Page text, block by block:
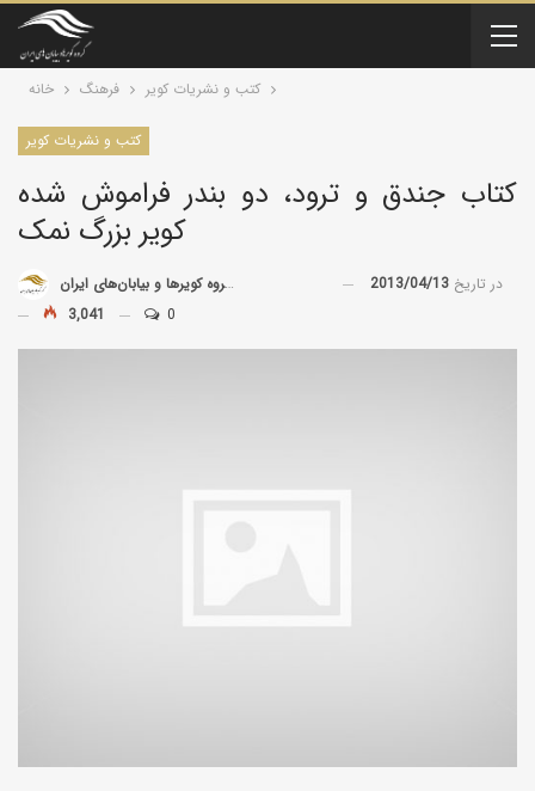
خانه فرهنگ کتب و نشریات کویر
کتب و نشریات کویر
کتاب جندق و ترود، دو بندر فراموش شده‌
کویر بزرگ نمک
توسط گروه کویرها و بیابان‌های ایران در تاریخ 2013/04/13
3,041
0